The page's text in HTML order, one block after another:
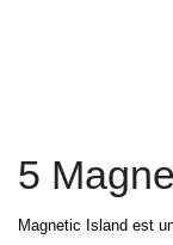
5
Magnetic Island est